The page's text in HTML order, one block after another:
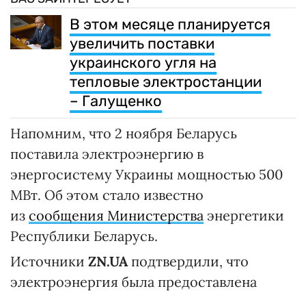
В этом месяце планируется
увеличить поставки
украинского угля на
тепловые электростанции
– Галущенко
Напомним, что 2 ноября Беларусь
поставила электроэнергию в
энергосистему Украины мощностью 500
МВт. Об этом стало известно
из сообщения Министерства энергетики
Республики Беларусь.
Источники ZN.UAподтвердили, что
электроэнергия была предоставлена